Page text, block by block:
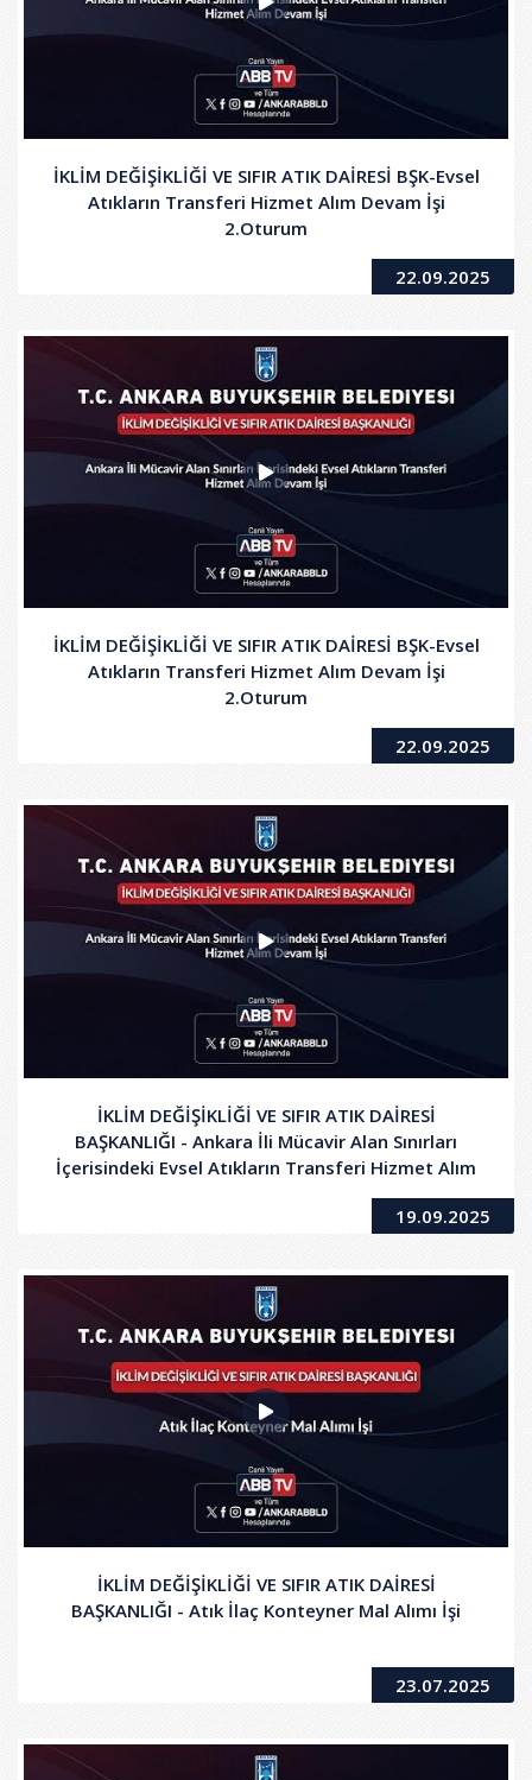
İKLİM DEĞİŞİKLİĞİ VE SIFIR ATIK DAİRESİ BŞK-Evsel
Atıkların Transferi Hizmet Alım Devam İşi
2.Oturum
22.09.2025
İKLİM DEĞİŞİKLİĞİ VE SIFIR ATIK DAİRESİ BŞK-Evsel
Atıkların Transferi Hizmet Alım Devam İşi
2.Oturum
22.09.2025
İKLİM DEĞİŞİKLİĞİ VE SIFIR ATIK DAİRESİ
BAŞKANLIĞI - Ankara İli Mücavir Alan Sınırları
İçerisindeki Evsel Atıkların Transferi Hizmet Alım
19.09.2025
İKLİM DEĞİŞİKLİĞİ VE SIFIR ATIK DAİRESİ
BAŞKANLIĞI - Atık İlaç Konteyner Mal Alımı İşi
23.07.2025